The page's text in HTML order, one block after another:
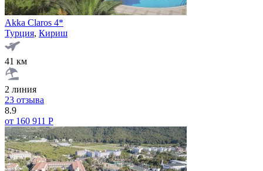
Akka Claros 4*
Турция, Кириш
41 км
2 линия
23 отзыва
8.9
от 160 911 Р